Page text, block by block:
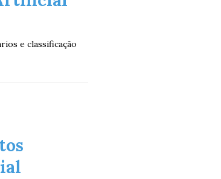
e classificação